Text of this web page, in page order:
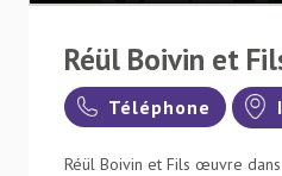
Réül Boivin et
Téléphone
Réül Boivin et Fils œuvre